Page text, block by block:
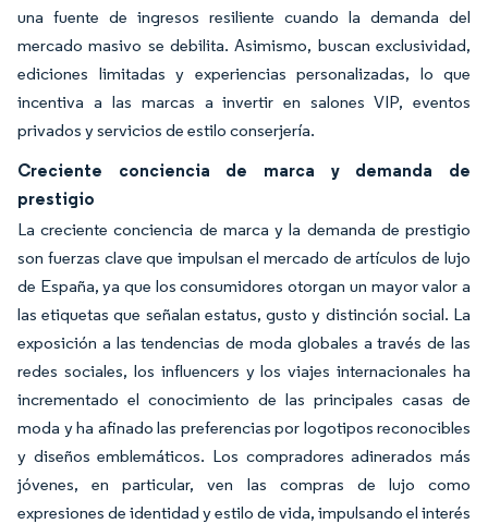
una fuente de ingresos resiliente cuando la demanda del
mercado masivo se debilita. Asimismo, buscan exclusividad,
ediciones limitadas y experiencias personalizadas, lo que
incentiva a las marcas a invertir en salones VIP, eventos
privados y servicios de estilo conserjería.
Creciente conciencia de marca y demanda de
prestigio
La creciente conciencia de marca y la demanda de prestigio
son fuerzas clave que impulsan el mercado de artículos de lujo
de España, ya que los consumidores otorgan un mayor valor a
las etiquetas que señalan estatus, gusto y distinción social. La
exposición a las tendencias de moda globales a través de las
redes sociales, los influencers y los viajes internacionales ha
incrementado el conocimiento de las principales casas de
moda y ha afinado las preferencias por logotipos reconocibles
y diseños emblemáticos. Los compradores adinerados más
jóvenes, en particular, ven las compras de lujo como
expresiones de identidad y estilo de vida, impulsando el interés